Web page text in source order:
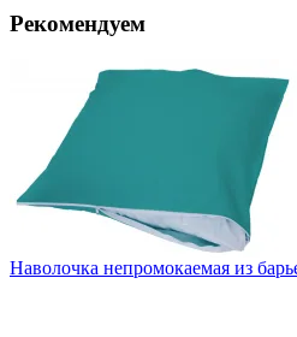
Рекомендуем
Наволочка непромокаемая из